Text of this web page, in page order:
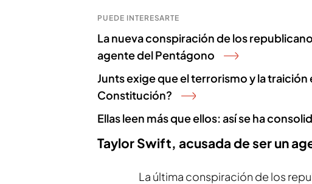
PUEDE INTERESARTE
La nueva conspiración de los
agente del Pentágono
Junts exige que el terrorismo y la
Constitución?
Ellas leen más que ellos: así se ha
Taylor Swift, acusada de ser un
La última conspiración de los